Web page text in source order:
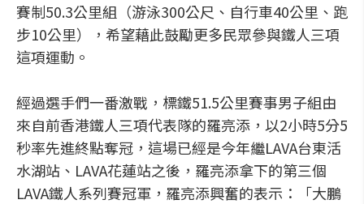
賽制50.3公里組（游泳300公尺、自行車40公里、跑
步10公里），希望藉此鼓勵更多民眾參與鐵人三項
這項運動。
經過選手們一番激戰，標鐵51.5公里賽事男子組由
來自前香港鐵人三項代表隊的羅亮添，以2小時5分5
秒率先進終點奪冠，這場已經是今年繼LAVA台東活
水湖站、LAVA花蓮站之後，羅亮添拿下的第三個
LAVA鐵人系列賽冠軍，羅亮添興奮的表示：「大鵬